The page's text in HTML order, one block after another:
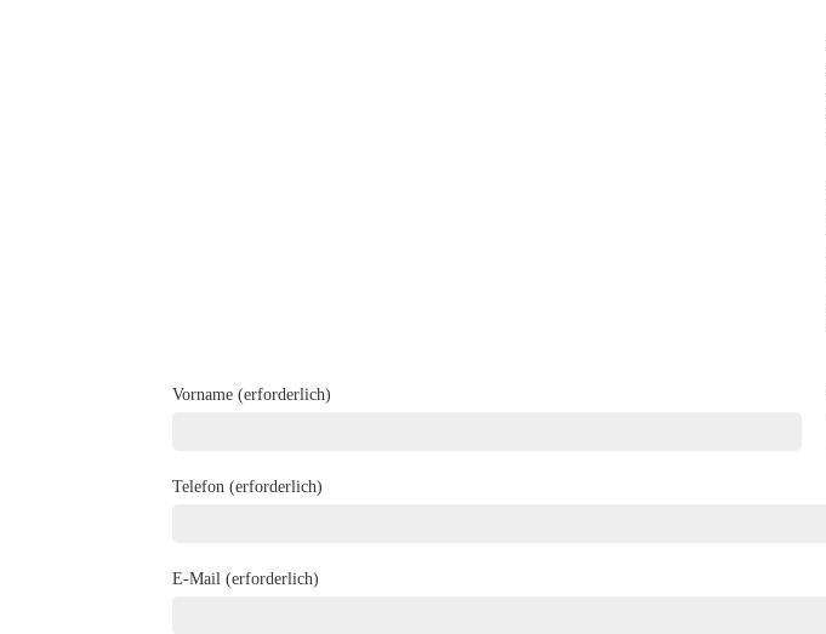
Vorname (erforderlich)
Telefon (erforderlich)
E-Mail (erforderlich)